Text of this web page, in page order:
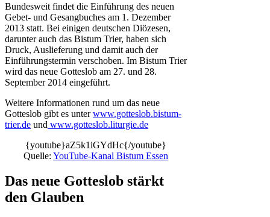
Bundesweit findet die Einführung des neuen
Gebet- und Gesangbuches am 1. Dezember
2013 statt. Bei einigen deutschen Diözesen,
darunter auch das Bistum Trier, haben sich
Druck, Auslieferung und damit auch der
Einführungstermin verschoben. Im Bistum Trier
wird das neue Gotteslob am 27. und 28.
September 2014 eingeführt.
Weitere Informationen rund um das neue
Gotteslob gibt es unterwww.gotteslob.bistum-
trier.de und www.gotteslob.liturgie.de
{youtube}aZ5k1iGYdHc{/youtube}
Quelle:YouTube-Kanal Bistum Essen
Das neue Gotteslob stärkt
den Glauben